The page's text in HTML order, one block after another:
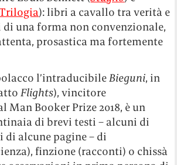
): libri a cavallo tra verità e
una forma non convenzionale,
prosastica ma fortemente
l’intraducibileBieguni, in
Flights), vincitore
Man Booker Prize 2018, è un
di brevi testi – alcuni di
di alcune pagine – di
finzione (racconti) o chissà